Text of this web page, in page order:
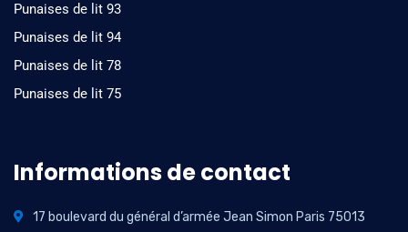
Punaises de lit 93
Punaises de lit 94
Punaises de lit 78
Punaises de lit 75
Informations de contact
17 boulevard du général d’armée Jean Simon Paris 75013